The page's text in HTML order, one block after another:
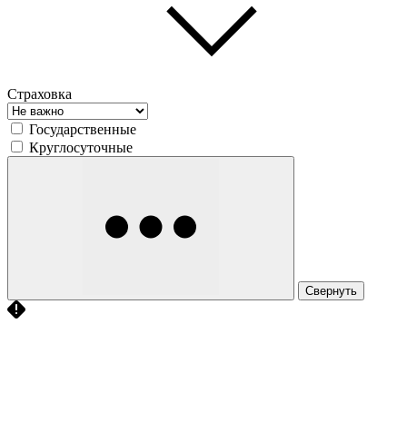
Страховка
Государственные
Круглосуточные
Свернуть